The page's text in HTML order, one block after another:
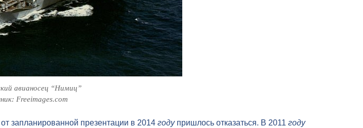
авианосец “Нимиц”
Freeimages.com
запланированной презентации в 2014годупришлось отказаться. В 2011году